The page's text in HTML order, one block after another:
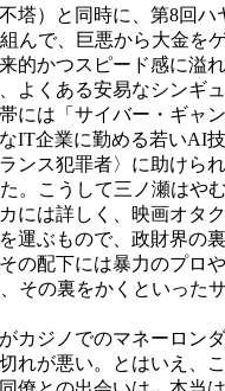
）と同時に、第8回
んで、巨悪から大金を
的かつスピード感に
よくある安易なシンギ
には「サイバー・ギャ
IT企業に勤める若いAI
ンス犯罪者〉に助けら
。こうして三ノ瀬は
は詳しく、映画オタ
ぶもので、政財界の
の配下には暴力のプ
の裏をかくといった
ジノでのマネーロン
れが悪い。とはいえ、